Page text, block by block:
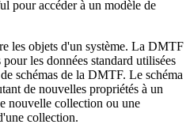
pour accéder à un modèle de
les objets d'un système. La DMTF
les données standard utilisées
schémas de la DMTF. Le schéma
de nouvelles propriétés à un
nouvelle collection ou une
collection.